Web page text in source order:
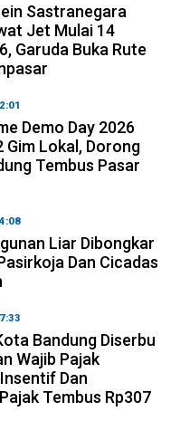
Sastranegara
Jet Mulai 14
Garuda Buka Rute
Demo Day 2026
Gim Lokal, Dorong
Tembus Pasar
Liar Dibongkar
Dan Cicadas
Bandung Diserbu
Wajib Pajak
Dan
Tembus Rp307